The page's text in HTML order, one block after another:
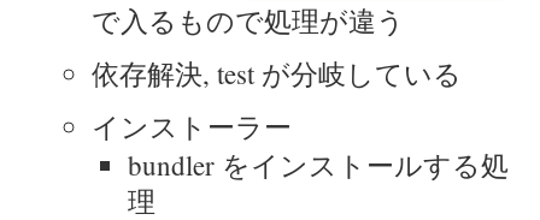
で入るもので処理が違う
依存解決, test が分岐している
インストーラー
bundler をインストールする処
理